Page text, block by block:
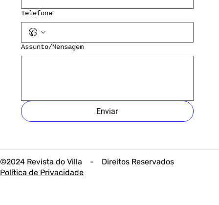
©2024 Revista do Villa - Direitos Reservados
Política de Privacidade
Telefone
Assunto/Mensagem
Enviar